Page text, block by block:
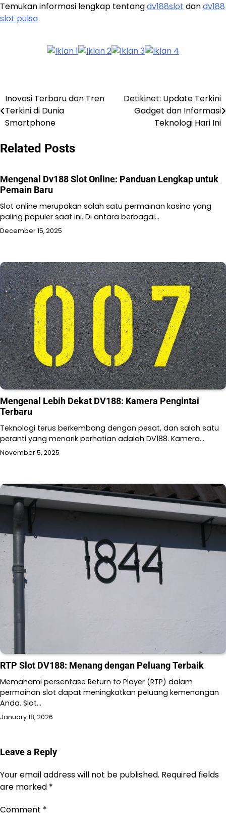
Temukan informasi lengkap tentangdv188slot dandv188
slot pulsa
Post
navigation
Inovasi Terbaru dan Tren
Terkini di Dunia
Smartphone
Detikinet: Update Terkini
Gadget dan Informasi
Teknologi Hari Ini
Related Posts
Mengenal Dv188 Slot Online: Panduan Lengkap untuk
Pemain Baru
Slot online merupakan salah satu permainan kasino yang
paling populer saat ini. Di antara berbagai…
December 15, 2025
Mengenal Lebih Dekat DV188: Kamera Pengintai
Terbaru
Teknologi terus berkembang dengan pesat, dan salah satu
peranti yang menarik perhatian adalah DV188. Kamera…
November 5, 2025
RTP Slot DV188: Menang dengan Peluang Terbaik
Memahami persentase Return to Player (RTP) dalam
permainan slot dapat meningkatkan peluang kemenangan
Anda. Slot…
January 18, 2026
Leave a Reply
Your email address will not be published. Required fields
are marked *
Comment *